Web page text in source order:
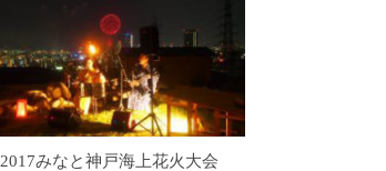
2017みなと神戸海上花火大会